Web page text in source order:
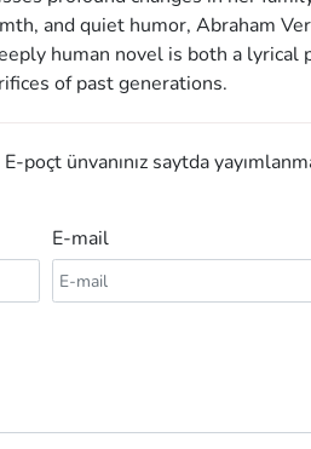
and quiet humor, Abraham
human novel is both a lyrical
of past generations.
ünvanınız saytda
E-mail